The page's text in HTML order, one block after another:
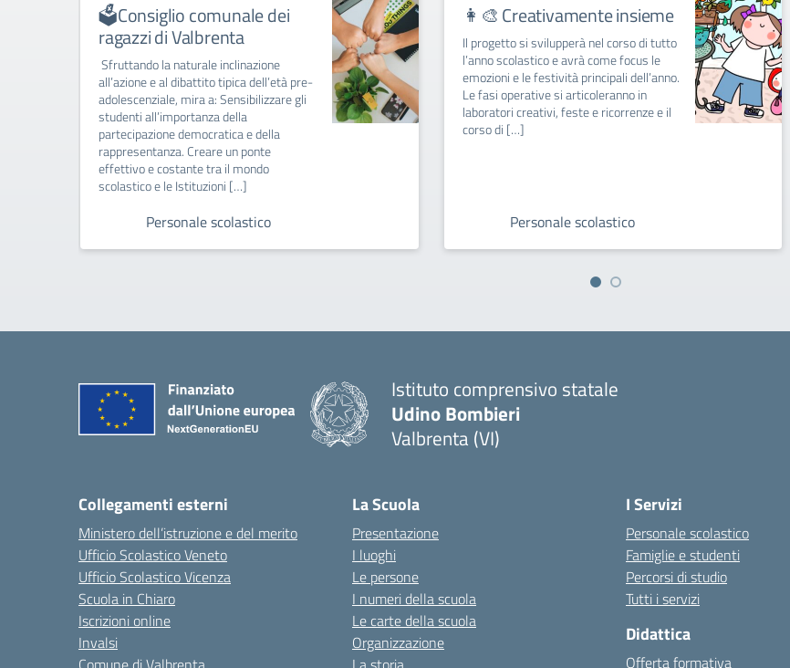
🗳Consiglio comunale dei
ragazzi di Valbrenta
Sfruttando la naturale inclinazione
all’azione e al dibattito tipica dell’età pre-
adolescenziale, mira a: Sensibilizzare gli
studenti all’importanza della
partecipazione democratica e della
rappresentanza. Creare un ponte
effettivo e costante tra il mondo
scolastico e le Istituzioni […]
Personale scolastico
👩‍🎨 Creativamente insieme
Il progetto si svilupperà nel corso di tutto
l’anno scolastico e avrà come focus le
emozioni e le festività principali dell’anno.
Le fasi operative si articoleranno in
laboratori creativi, feste e ricorrenze e il
corso di […]
Personale scolastico
Istituto comprensivo statale
Udino Bombieri
Valbrenta (VI)
Collegamenti esterni
Ministero dell’istruzione e del merito
Ufficio Scolastico Veneto
Ufficio Scolastico Vicenza
Scuola in Chiaro
Iscrizioni online
Invalsi
La Scuola
Presentazione
I luoghi
Le persone
I numeri della scuola
Le carte della scuola
Organizzazione
I Servizi
Personale scolastico
Famiglie e studenti
Percorsi di studio
Tutti i servizi
Didattica
Offerta formativa